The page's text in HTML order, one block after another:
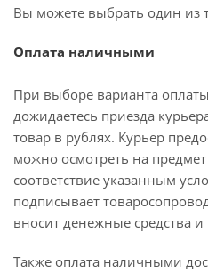
Вы можете выбрать один из
Оплата наличными
При выборе варианта
дожидаетесь приезда
товар в рублях. Курьер
можно осмотреть на
соответствие указанным
подписывает
вносит денежные средства и
Также оплата наличными